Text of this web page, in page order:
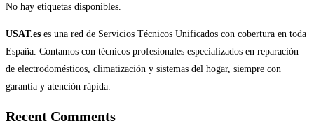
No hay etiquetas disponibles.
USAT.es es una red de Servicios Técnicos Unificados con cobertura en toda
España. Contamos con técnicos profesionales especializados en reparación
de electrodomésticos, climatización y sistemas del hogar, siempre con
garantía y atención rápida.
Recent Comments